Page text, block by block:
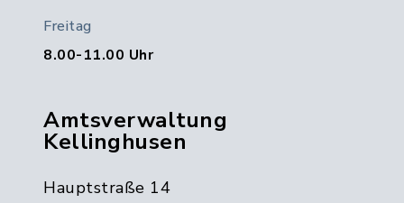
Freitag
8.00-11.00 Uhr
Amtsverwaltung
Kellinghusen
Hauptstraße 14